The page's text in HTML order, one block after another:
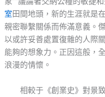
室田間地頭，新的生涯就是
親密聯繫關係而佈滿意義。
以或許妥善處置復雜的人際
能夠的想象力。正因這般，
浪漫的情懷。
相較于《創業史》對景